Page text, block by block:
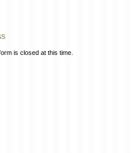
is closed at this time.